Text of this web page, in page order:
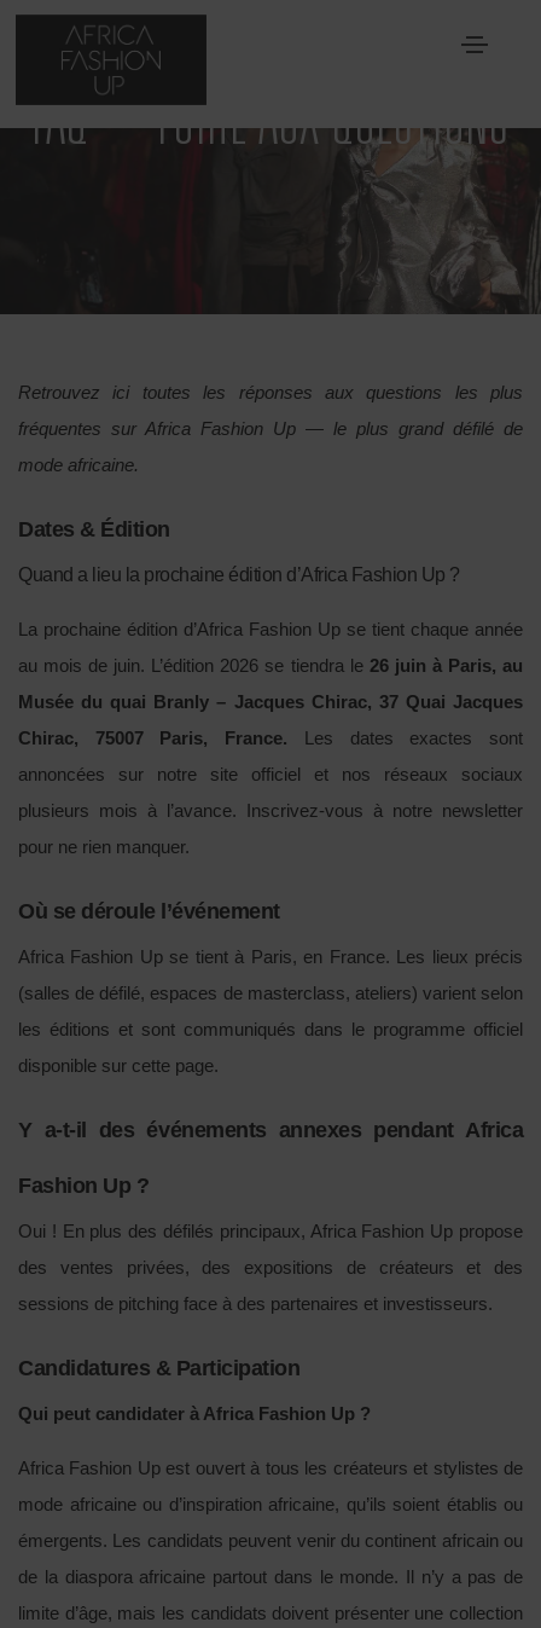
FAQ – FOIRE AUX QUESTIONS
Retrouvez ici toutes les réponses aux questions les plus
fréquentes sur Africa Fashion Up — le plus grand défilé de
mode africaine.
Dates & Édition
Quand a lieu la prochaine édition d’Africa Fashion Up ?
La prochaine édition d’Africa Fashion Up se tient chaque année
au mois de juin. L’édition 2026 se tiendra le 26 juin à Paris, au
Musée du quai Branly – Jacques Chirac, 37 Quai Jacques
Chirac, 75007 Paris, France. Les dates exactes sont
annoncées sur notre site officiel et nos réseaux sociaux
plusieurs mois à l’avance. Inscrivez-vous à notre newsletter
pour ne rien manquer.
Où se déroule l’événement
Africa Fashion Up se tient à Paris, en France. Les lieux précis
(salles de défilé, espaces de masterclass, ateliers) varient selon
les éditions et sont communiqués dans le programme officiel
disponible sur cette page.
Y a-t-il des événements annexes pendant Africa
Fashion Up ?
Oui ! En plus des défilés principaux, Africa Fashion Up propose
des ventes privées, des expositions de créateurs et des
sessions de pitching face à des partenaires et investisseurs.
Candidatures & Participation
Qui peut candidater à Africa Fashion Up ?
Africa Fashion Up est ouvert à tous les créateurs et stylistes de
mode africaine ou d’inspiration africaine, qu’ils soient établis ou
émergents. Les candidats peuvent venir du continent africain ou
de la diaspora africaine partout dans le monde. Il n’y a pas de
limite d’âge, mais les candidats doivent présenter une collection